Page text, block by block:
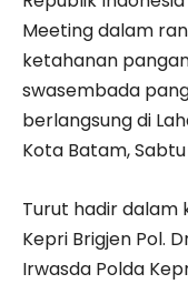
Meeting dalam
ketahanan
swasembada
berlangsung di
Kota Batam,
Turut hadir
Kepri Brigjen Pol.
Irwasda Polda